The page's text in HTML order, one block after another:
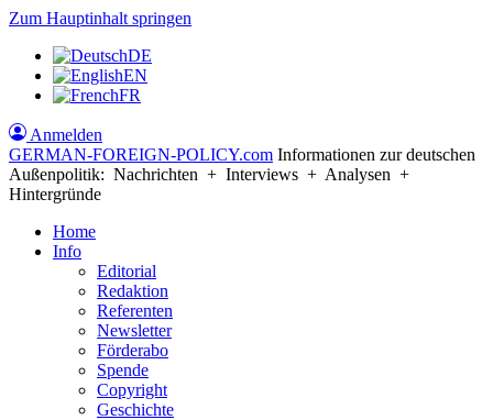
Zum Hauptinhalt springen
DE
EN
FR
Anmelden
GERMAN-FOREIGN-POLICY.com Informationen zur deutschen
Außenpolitik: Nachrichten + Interviews + Analysen +
Hintergründe
Home
Info
Editorial
Redaktion
Referenten
Newsletter
Förderabo
Spende
Copyright
Geschichte